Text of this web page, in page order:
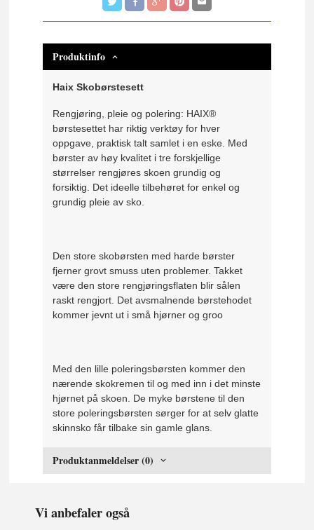
Produktinfo
Haix Skobørstesett
Rengjøring, pleie og polering: HAIX®
børstesettet har riktig verktøy for hver
oppgave, praktisk talt samlet i en eske. Med
børster av høy kvalitet i tre forskjellige
størrelser rengjøres skoen grundig og
forsiktig.
Det ideelle tilbehøret for enkel og
grundig pleie av sko.
Den store skobørsten med harde børster
fjerner grovt smuss uten problemer. Takket
være den store rengjøringsflaten blir sålen
raskt rengjort. Det avsmalnende børstehodet
kommer jevnt ut i små hjørner og groo
Med den lille poleringsbørsten kommer den
nærende skokremen til og med inn i det minste
hjørnet på skoen.
De myke børstene til den
store poleringsbørsten sørger for at selv glatte
skinnsko får tilbake sin gamle glans.
Produktanmeldelser (0)
Vi anbefaler også